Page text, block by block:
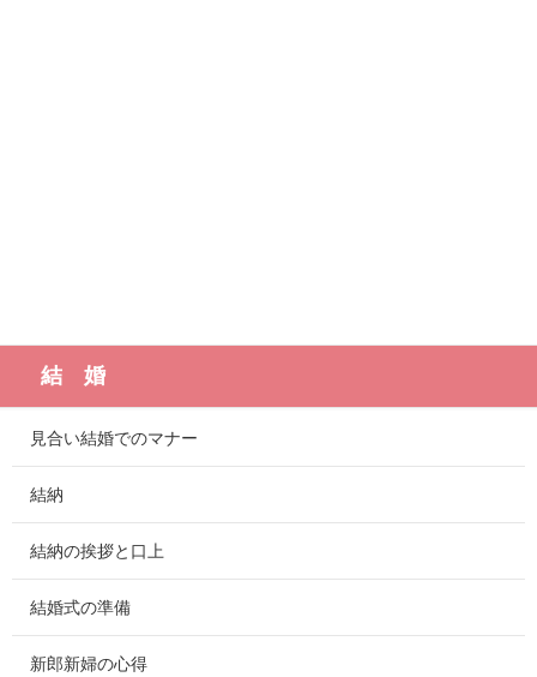
結 婚
見合い結婚でのマナー
結納
結納の挨拶と口上
結婚式の準備
新郎新婦の心得